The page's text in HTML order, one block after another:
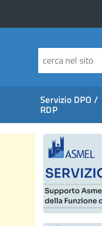
Servizio DPO /
RDP